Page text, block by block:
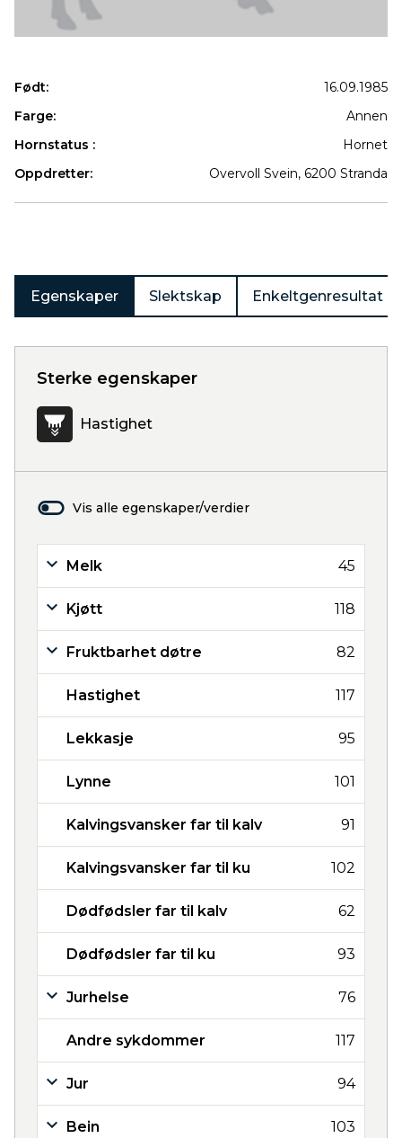
Født:
16.09.1985
Farge:
Annen
Hornstatus :
Hornet
Oppdretter:
Overvoll Svein, 6200 Stranda
Egenskaper Slektskap Enkeltgenresultat
Sterke egenskaper
Hastighet
Vis alle egenskaper/verdier
Melk 45
Kjøtt 118
Fruktbarhet døtre 82
Hastighet 117
Lekkasje 95
Lynne 101
Kalvingsvansker far til kalv 91
Kalvingsvansker far til ku 102
Dødfødsler far til kalv 62
Dødfødsler far til ku 93
Jurhelse 76
Andre sykdommer 117
Jur 94
Bein 103